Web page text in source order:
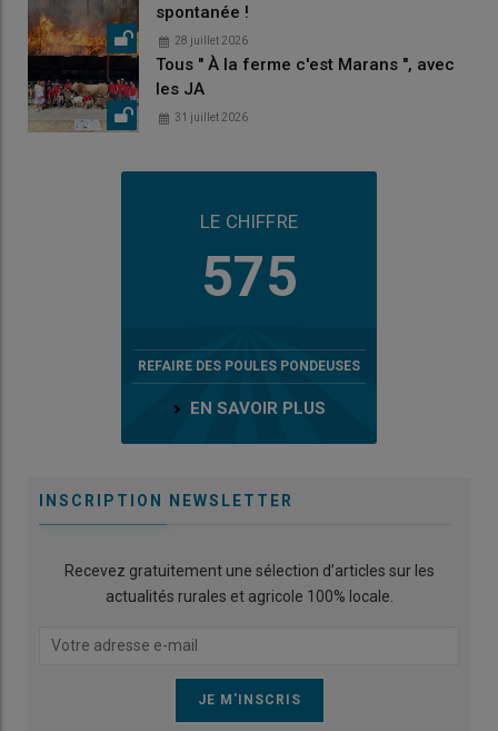
spontanée !
28 juillet 2026
Tous " À la ferme c'est Marans ", avec
les JA
31 juillet 2026
LE CHIFFRE
575
REFAIRE DES POULES PONDEUSES
EN SAVOIR PLUS
INSCRIPTION NEWSLETTER
Recevez gratuitement une sélection d’articles sur les
actualités rurales et agricole 100% locale.